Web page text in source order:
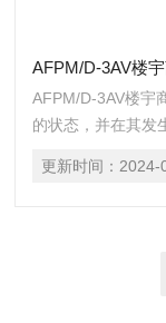
AFPM/D-3AV楼
AFPM/D-3AV楼宇
的状态，并在其发
更新时间： 2024-